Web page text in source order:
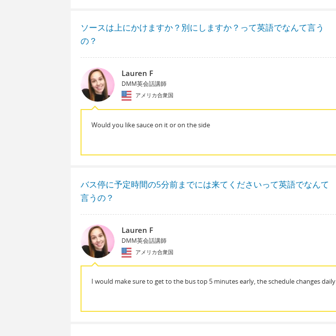
ソースは上にかけますか？別にしますか？って英語でなんて言う
の？
Lauren F
DMM英会話講師
アメリカ合衆国
Would you like sauce on it or on the side
バス停に予定時間の5分前までには来てくださいって英語でなんて
言うの？
Lauren F
DMM英会話講師
アメリカ合衆国
I would make sure to get to the bus top 5 minutes early, the schedule changes daily